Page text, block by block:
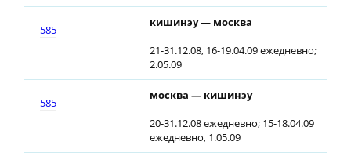
585
кишинэу — москва
21-31.12.08, 16-19.04.09 ежедневно;
2.05.09
585
москва — кишинэу
20-31.12.08 ежедневно; 15-18.04.09
ежедневно, 1.05.09